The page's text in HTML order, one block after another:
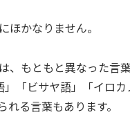
かなりません。
、もともと異なった言
「ビサヤ語」「イロ
る言葉もあります。